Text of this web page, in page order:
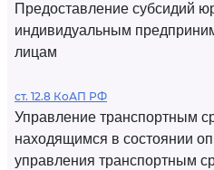
Предоставление субсидий
индивидуальным
лицам
ст. 12.8 КоАП РФ
Управление транспортным
находящимся в состоянии
управления транспортным